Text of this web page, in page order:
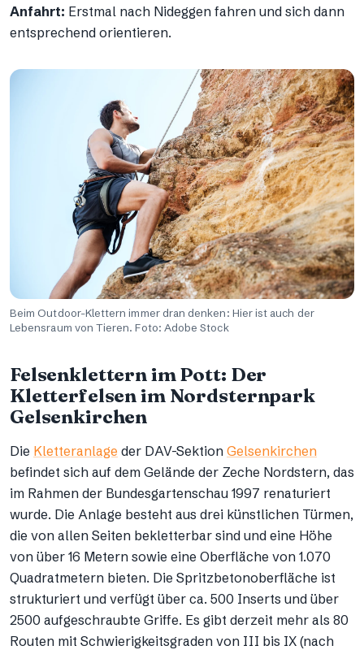
Anfahrt: Erstmal nach Nideggen fahren und sich dann
entsprechend orientieren.
Beim Outdoor-Klettern immer dran denken: Hier ist auch der
Lebensraum von Tieren. Foto: Adobe Stock
Felsenklettern im Pott: Der
Kletterfelsen im Nordsternpark
Gelsenkirchen
Die Kletteranlage der DAV-Sektion Gelsenkirchen
befindet sich auf dem Gelände der Zeche Nordstern, das
im Rahmen der Bundesgartenschau 1997 renaturiert
wurde. Die Anlage besteht aus drei künstlichen Türmen,
die von allen Seiten bekletterbar sind und eine Höhe
von über 16 Metern sowie eine Oberfläche von 1.070
Quadratmetern bieten. Die Spritzbetonoberfläche ist
strukturiert und verfügt über ca. 500 Inserts und über
2500 aufgeschraubte Griffe. Es gibt derzeit mehr als 80
Routen mit Schwierigkeitsgraden von III bis IX (nach